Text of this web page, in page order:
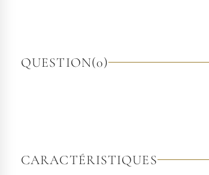
À l'écart du courant mainstream des grandes
QUESTION(0)
CARACTÉRISTIQUES